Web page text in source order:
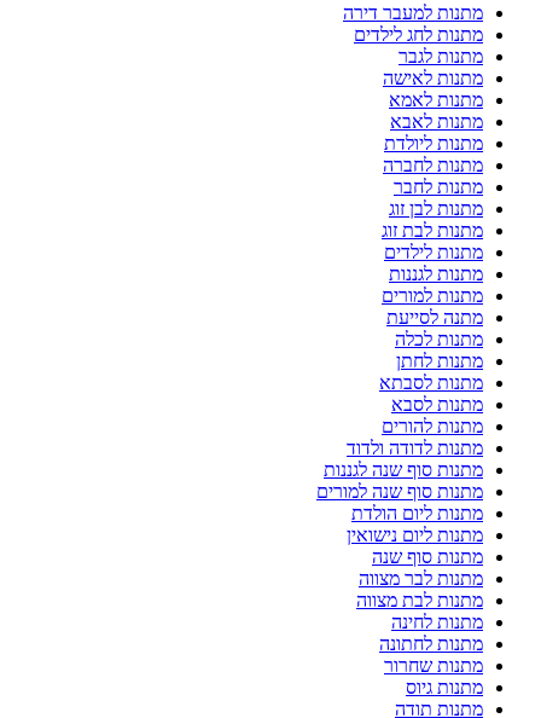
מתנות למעבר דירה
מתנות לחג לילדים
מתנות לגבר
מתנות לאישה
מתנות לאמא
מתנות לאבא
מתנות ליולדת
מתנות לחברה
מתנות לחבר
מתנות לבן זוג
מתנות לבת זוג
מתנות לילדים
מתנות לגננות
מתנות למורים
מתנה לסייעת
מתנות לכלה
מתנות לחתן
מתנות לסבתא
מתנות לסבא
מתנות להורים
מתנות לדודה ולדוד
מתנות סוף שנה לגננות
מתנות סוף שנה למורים
מתנות ליום הולדת
מתנות ליום נישואין
מתנות סוף שנה
מתנות לבר מצווה
מתנות לבת מצווה
מתנות לחינה
מתנות לחתונה
מתנות שחרור
מתנות גיוס
מתנות תודה